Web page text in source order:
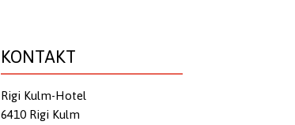
KONTAKT
Rigi Kulm-Hotel
6410 Rigi Kulm